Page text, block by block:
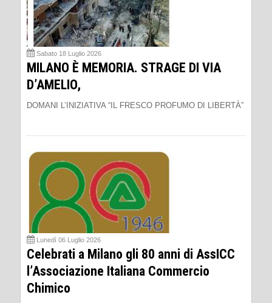
Sabato 18 Luglio 2026
MILANO È MEMORIA. STRAGE DI VIA
D’AMELIO,
DOMANI L’INIZIATIVA “IL FRESCO PROFUMO DI LIBERTÀ”
Lunedì 06 Luglio 2026
Celebrati a Milano gli 80 anni di AssICC
l’Associazione Italiana Commercio
Chimico